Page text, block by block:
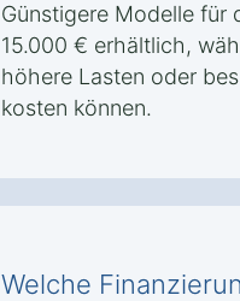
Günstigere Modelle für
15.000 € erhältlich,
höhere Lasten oder
kosten können.
Welche